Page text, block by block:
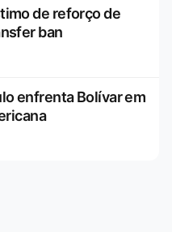
de reforço de
ban
enfrenta Bolívar em